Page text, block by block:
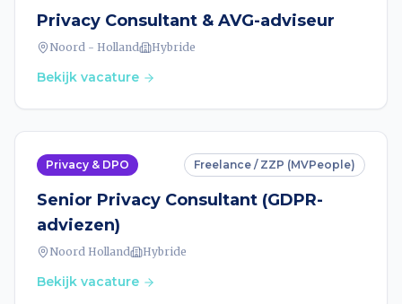
Privacy Consultant & AVG-adviseur
Noord - Holland Hybride
Bekijk vacature
Privacy & DPO Freelance / ZZP (MVPeople)
Senior Privacy Consultant (GDPR-
adviezen)
Noord Holland Hybride
Bekijk vacature